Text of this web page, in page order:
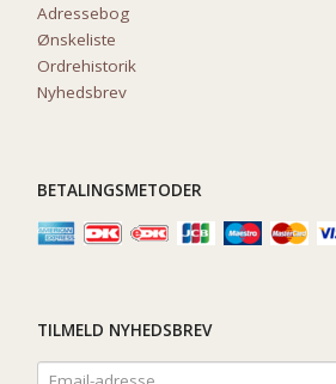
Adressebog
Ønskeliste
Ordrehistorik
Nyhedsbrev
BETALINGSMETODER
TILMELD NYHEDSBREV
Email-